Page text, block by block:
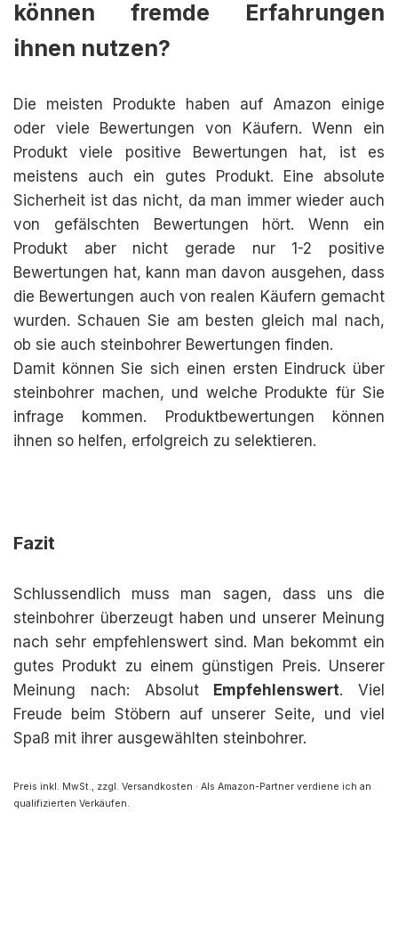
können fremde Erfahrungen
ihnen nutzen?
Die meisten Produkte haben auf Amazon einige
oder viele Bewertungen von Käufern. Wenn ein
Produkt viele positive Bewertungen hat, ist es
meistens auch ein gutes Produkt. Eine absolute
Sicherheit ist das nicht, da man immer wieder auch
von gefälschten Bewertungen hört. Wenn ein
Produkt aber nicht gerade nur 1-2 positive
Bewertungen hat, kann man davon ausgehen, dass
die Bewertungen auch von realen Käufern gemacht
wurden. Schauen Sie am besten gleich mal nach,
ob sie auch steinbohrer Bewertungen finden.
Damit können Sie sich einen ersten Eindruck über
steinbohrer machen, und welche Produkte für Sie
infrage kommen. Produktbewertungen können
ihnen so helfen, erfolgreich zu selektieren.
Fazit
Schlussendlich muss man sagen, dass uns die
steinbohrer überzeugt haben und unserer Meinung
nach sehr empfehlenswert sind. Man bekommt ein
gutes Produkt zu einem günstigen Preis. Unserer
Meinung nach: Absolut
Empfehlenswert. Viel
Freude beim Stöbern auf unserer Seite, und viel
Spaß mit ihrer ausgewählten steinbohrer.
Preis inkl. MwSt., zzgl. Versandkosten · Als Amazon-Partner verdiene ich an
qualifizierten Verkäufen.